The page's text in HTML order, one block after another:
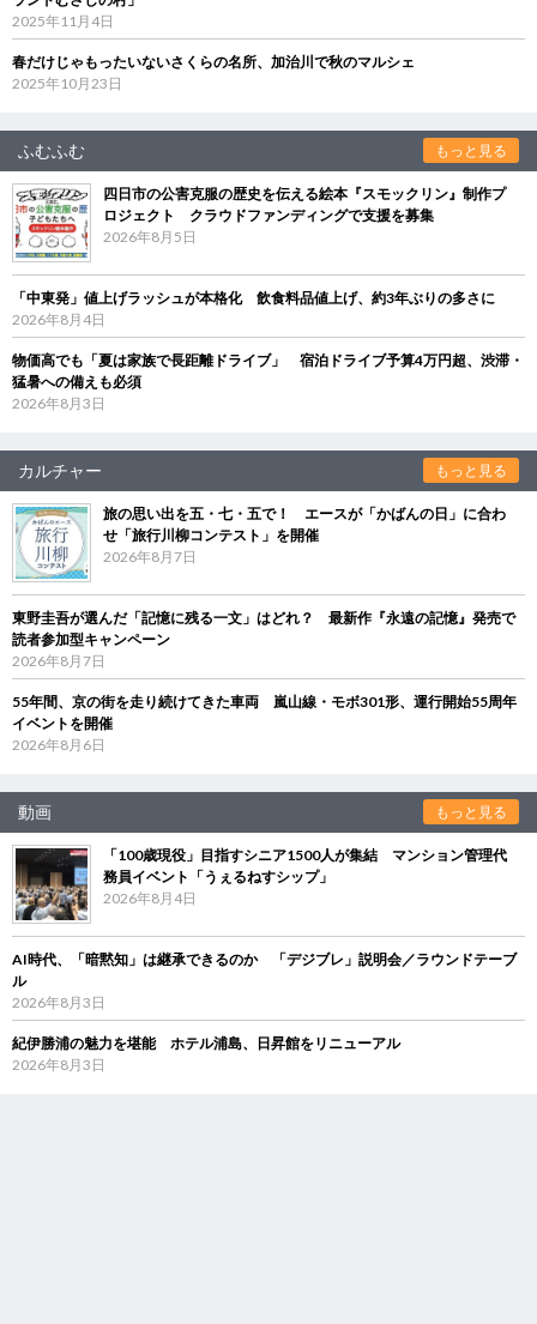
2025年11月4日
春だけじゃもったいないさくらの名所、加治川で秋のマルシェ
2025年10月23日
ふむふむ もっと見る
四日市の公害克服の歴史を伝える絵本『スモックリン』制作プ
ロジェクト クラウドファンディングで支援を募集
2026年8月5日
「中東発」値上げラッシュが本格化 飲食料品値上げ、約3年ぶりの多さに
2026年8月4日
物価高でも「夏は家族で長距離ドライブ」 宿泊ドライブ予算4万円超、渋滞・
猛暑への備えも必須
2026年8月3日
カルチャー もっと見る
旅の思い出を五・七・五で！ エースが「かばんの日」に合わ
せ「旅行川柳コンテスト」を開催
2026年8月7日
東野圭吾が選んだ「記憶に残る一文」はどれ？ 最新作『永遠の記憶』発売で
読者参加型キャンペーン
2026年8月7日
55年間、京の街を走り続けてきた車両 嵐山線・モボ301形、運行開始55周年
イベントを開催
2026年8月6日
動画 もっと見る
「100歳現役」目指すシニア1500人が集結 マンション管理代
務員イベント「うぇるねすシップ」
2026年8月4日
AI時代、「暗黙知」は継承できるのか 「デジブレ」説明会／ラウンドテーブ
ル
2026年8月3日
紀伊勝浦の魅力を堪能 ホテル浦島、日昇館をリニューアル
2026年8月3日